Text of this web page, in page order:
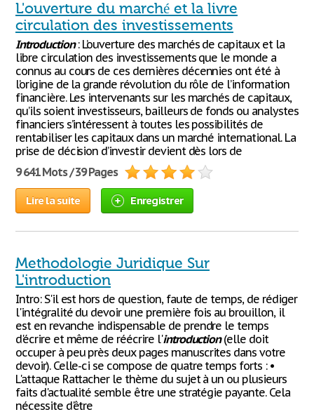
L'ouverture du marché et la livre
circulation des investissements
Introduction: L’ouverture des marchés de capitaux et la
libre circulation des investissements que le monde a
connus au cours de ces dernières décennies ont été à
l’origine de la grande révolution du rôle de l’information
financière. Les intervenants sur les marchés de capitaux,
qu’ils soient investisseurs, bailleurs de fonds ou analystes
financiers s’intéressent à toutes les possibilités de
rentabiliser les capitaux dans un marché international. La
prise de décision d’investir devient dès lors de
9 641 Mots / 39 Pages
Lire la suite Enregistrer
Methodologie Juridique Sur
L'introduction
Intro: S'il est hors de question, faute de temps, de rédiger
l'intégralité du devoir une première fois au brouillon, il
est en revanche indispensable de prendre le temps
d'écrire et même de réécrire l'introduction(elle doit
occuper à peu près deux pages manuscrites dans votre
devoir). Celle-ci se compose de quatre temps forts : •
L'attaque Rattacher le thème du sujet à un ou plusieurs
faits d'actualité semble être une stratégie payante. Cela
nécessite d'être